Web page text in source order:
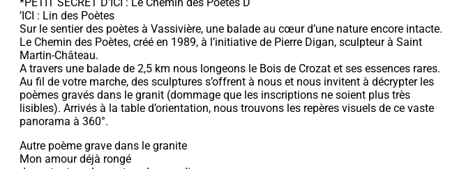
’ICI : Lin des Poètes
Sur le sentier des poètes à Vassivière, une balade au cœur d’une nature encore intacte.
Le Chemin des Poètes, créé en 1989, à l’initiative de Pierre Digan, sculpteur à Saint
Martin-Château.
A travers une balade de 2,5 km nous longeons le Bois de Crozat et ses essences rares.
Au fil de votre marche, des sculptures s’offrent à nous et nous invitent à décrypter les
poèmes gravés dans le granit (dommage que les inscriptions ne soient plus très
lisibles). Arrivés à la table d’orientation, nous trouvons les repères visuels de ce vaste
panorama à 360°.
Autre poème grave dans le granite
Mon amour déjà rongé